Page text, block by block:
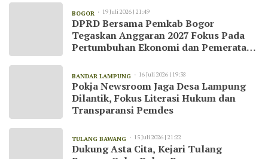
BOGOR 19 Juli 2026 | 21:49
DPRD Bersama Pemkab Bogor
Tegaskan Anggaran 2027 Fokus Pada
Pertumbuhan Ekonomi dan Pemerataan
BANDAR LAMPUNG 16 Juli 2026 | 19:38
Pokja Newsroom Jaga Desa Lampung
Dilantik, Fokus Literasi Hukum dan
Transparansi Pemdes
TULANG BAWANG 15 Juli 2026 | 21:22
Dukung Asta Cita, Kejari Tulang